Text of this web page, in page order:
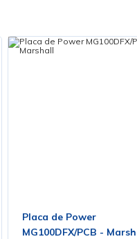
Placa de Power
MG100DFX/PCB -